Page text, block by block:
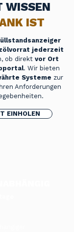
WISSEN
IST
jederzeit
ob direkt vor Ort
. Wir bieten
Systeme zur
Anforderungen
EINHOLEN